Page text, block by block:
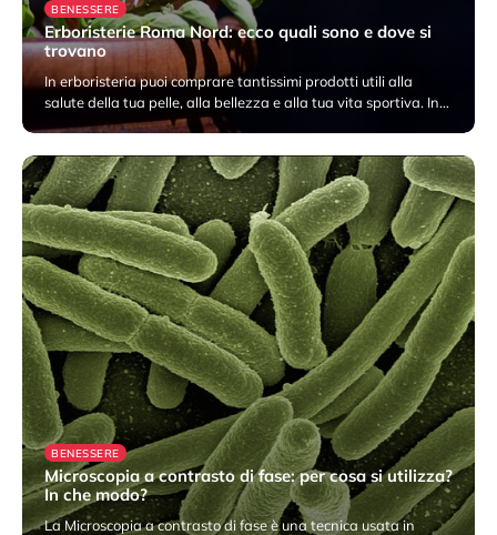
BENESSERE
Erboristerie Roma Nord: ecco quali sono e dove si
trovano
In erboristeria puoi comprare tantissimi prodotti utili alla
salute della tua pelle, alla bellezza e alla tua vita sportiva. In…
10 Marzo 2023
BENESSERE
Microscopia a contrasto di fase: per cosa si utilizza?
In che modo?
La Microscopia a contrasto di fase è una tecnica usata in